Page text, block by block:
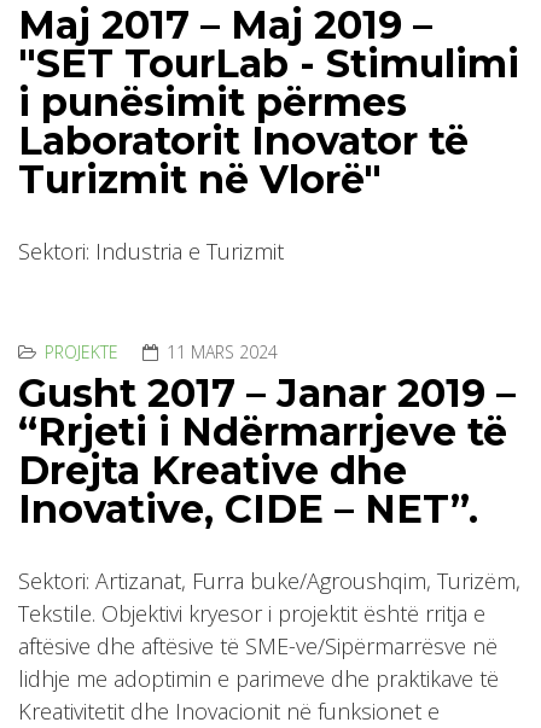
Maj 2017 – Maj 2019 –
"SET TourLab - Stimulimi
i punësimit përmes
Laboratorit Inovator të
Turizmit në Vlorë"
Sektori: Industria e Turizmit
PROJEKTE 11 MARS 2024
Gusht 2017 – Janar 2019 –
“Rrjeti i Ndërmarrjeve të
Drejta Kreative dhe
Inovative, CIDE – NET”.
Sektori: Artizanat, Furra buke/Agroushqim, Turizëm,
Tekstile. Objektivi kryesor i projektit është rritja e
aftësive dhe aftësive të SME-ve/Sipërmarrësve në
lidhje me adoptimin e parimeve dhe praktikave të
Kreativitetit dhe Inovacionit në funksionet e